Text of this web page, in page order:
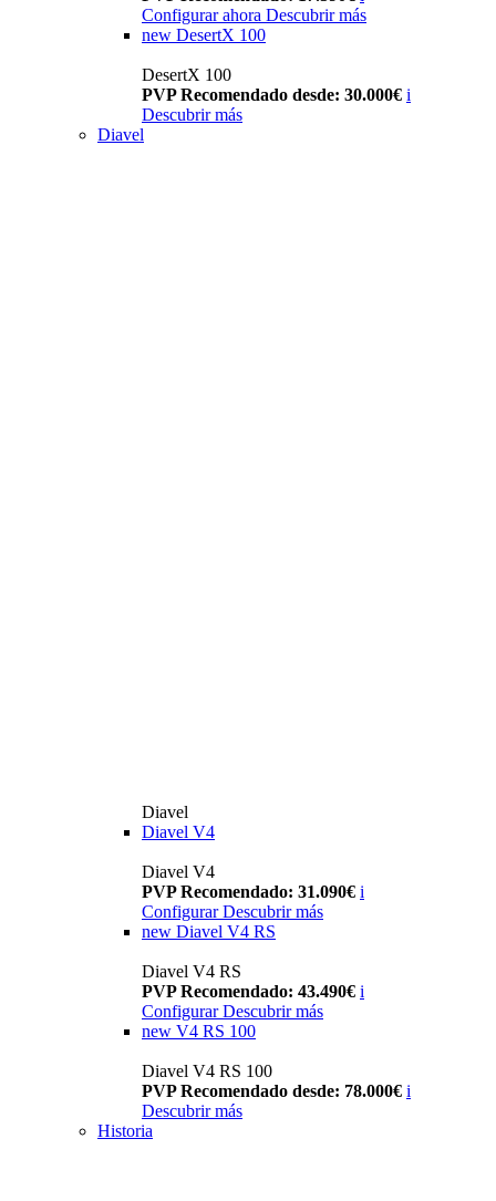
Configurar ahora Descubrir más
new DesertX 100
DesertX 100
PVP Recomendado desde: 30.000€ i
Descubrir más
Diavel
Diavel
Diavel V4
Diavel V4
PVP Recomendado: 31.090€ i
Configurar Descubrir más
new Diavel V4 RS
Diavel V4 RS
PVP Recomendado: 43.490€ i
Configurar Descubrir más
new V4 RS 100
Diavel V4 RS 100
PVP Recomendado desde: 78.000€ i
Descubrir más
Historia